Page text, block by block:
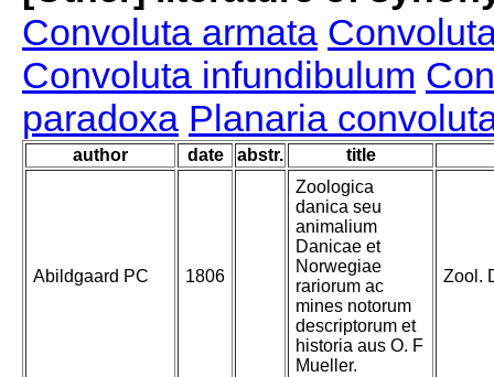
Convoluta armata
Convoluta infundibulum
paradoxa Planaria
author date abstr. title
Abildgaard PC 1806
Zoologica
danica seu
animalium
Danicae et
Norwegiae
rariorum ac
mines notorum
descriptorum et
historia aus O. F
Mueller.
Zool.